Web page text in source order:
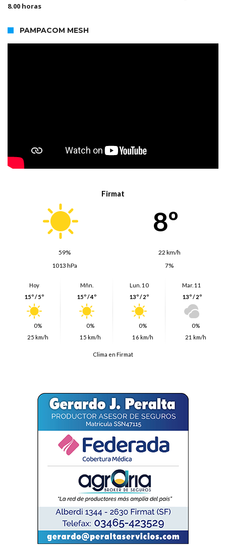
8.00 horas
PAMPACOM MESH
Firmat
8º
59%
22 km/h
1013 hPa
7%
Hoy
15º / 5º
0%
25 km/h
Mñn.
15º / 4º
0%
15 km/h
Lun. 10
13º / 2º
0%
16 km/h
Mar. 11
13º / 2º
0%
21 km/h
Clima en Firmat